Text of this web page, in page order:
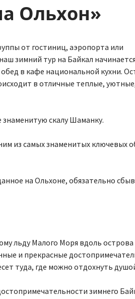
Ольхон»
от гостиниц, аэропорта или
зимний тур на Байкал начинается
в кафе национальной кухни.
в отличные теплые,
скалу Шаманку.
из самых знаменитых ключевых
на Ольхоне, обязательно
льду Малого Моря вдоль
и прекрасные
туда, где можно отдохнуть
зимнего